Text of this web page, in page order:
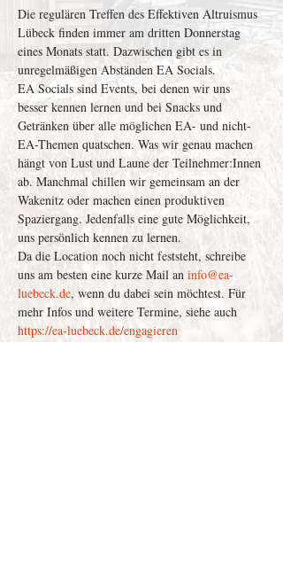
Die regulären Treffen des Effektiven Altruismus
Lübeck finden immer am dritten Donnerstag
eines Monats statt. Dazwischen gibt es in
unregelmäßigen Abständen EA Socials.
EA Socials sind Events, bei denen wir uns
besser kennen lernen und bei Snacks und
Getränken über alle möglichen EA- und nicht-
EA-Themen quatschen. Was wir genau machen
hängt von Lust und Laune der Teilnehmer:Innen
ab. Manchmal chillen wir gemeinsam an der
Wakenitz oder machen einen produktiven
Spaziergang. Jedenfalls eine gute Möglichkeit,
uns persönlich kennen zu lernen.
Da die Location noch nicht feststeht, schreibe
uns am besten eine kurze Mail an info@ea-
luebeck.de, wenn du dabei sein möchtest. Für
mehr Infos und weitere Termine, siehe auch
https://ea-luebeck.de/engagieren